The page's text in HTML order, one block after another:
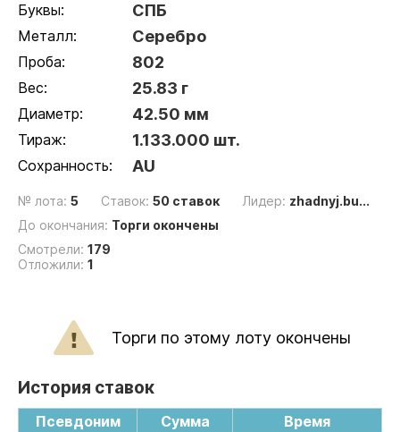
Буквы: СПБ
Металл: Серебро
Проба: 802
Вес: 25.83 г
Диаметр: 42.50 мм
Тираж: 1.133.000 шт.
Сохранность: AU
№ лота: 5 Ставок: 50 ставок Лидер: zhadnyj.bu...
До окончания: Торги окончены
Смотрели: 179
Отложили: 1
Торги по этому лоту окончены
История ставок
Псевдоним Сумма Время